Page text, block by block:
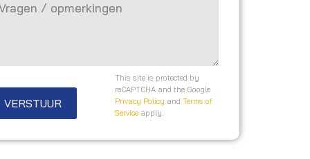
VERSTUUR
This site is protected by
reCAPTCHA and the Google
Privacy Policy and Terms of
Service apply.